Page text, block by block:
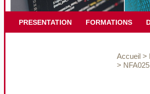
PRESENTATION FORMATIONS
Accueil >
>